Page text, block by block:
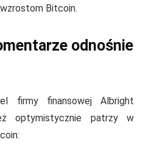
Bitcoin.
odnośnie
firmy finansowej Albright
optymistycznie patrzy w